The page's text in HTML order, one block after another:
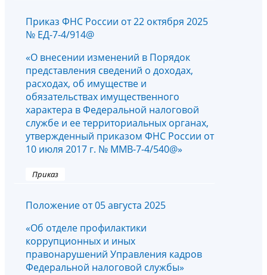
Приказ ФНС России от 22 октября 2025
№ ЕД-7-4/914@
«О внесении изменений в Порядок
представления сведений о доходах,
расходах, об имуществе и
обязательствах имущественного
характера в Федеральной налоговой
службе и ее территориальных органах,
утвержденный приказом ФНС России от
10 июля 2017 г. № ММВ-7-4/540@»
Приказ
Положение от 05 августа 2025
«Об отделе профилактики
коррупционных и иных
правонарушений Управления кадров
Федеральной налоговой службы»